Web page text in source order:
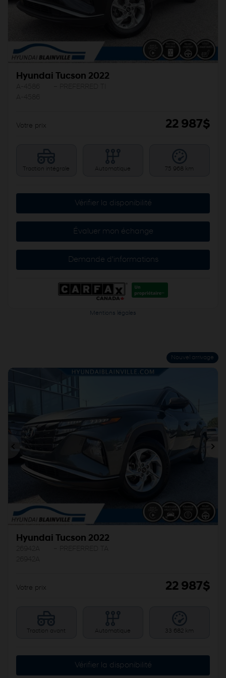
Hyundai Tucson 2022
Votre prix 22 987$
Traction intégrale Automatique 75 968 km
Vérifier la disponibilité
Évaluer mon échange
Demande d'informations
Mentions légales
Nouvel arrivage
Précédent
Hyundai Tucson 2022
Votre prix 22 987$
Traction avant Automatique 33 682 km
Vérifier la disponibilité